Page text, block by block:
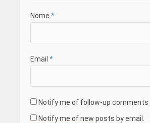
Nome *
Email *
Notify me of follow-up comments
Notify me of new posts by email.